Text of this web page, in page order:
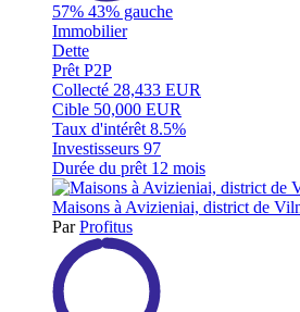
57% 43% gauche
Immobilier
Dette
Prêt P2P
Collecté 28,433 EUR
Cible 50,000 EUR
Taux d'intérêt 8.5%
Investisseurs 97
Durée du prêt 12 mois
Maisons à Avizieniai, district de
ParProfitus